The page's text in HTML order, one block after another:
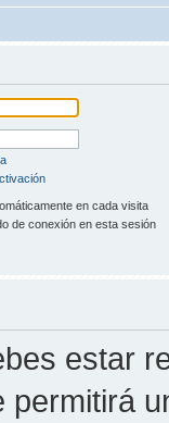
en cada visita
de conexión en esta sesión
estar
permitirá